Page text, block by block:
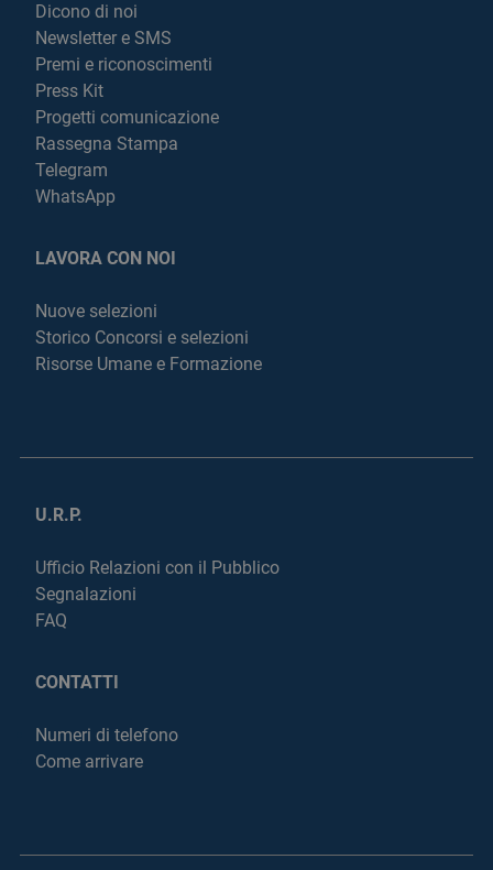
Dicono di noi
Newsletter e SMS
Premi e riconoscimenti
Press Kit
Progetti comunicazione
Rassegna Stampa
Telegram
WhatsApp
LAVORA CON NOI
Nuove selezioni
Storico Concorsi e selezioni
Risorse Umane e Formazione
U.R.P.
Ufficio Relazioni con il Pubblico
Segnalazioni
FAQ
CONTATTI
Numeri di telefono
Come arrivare